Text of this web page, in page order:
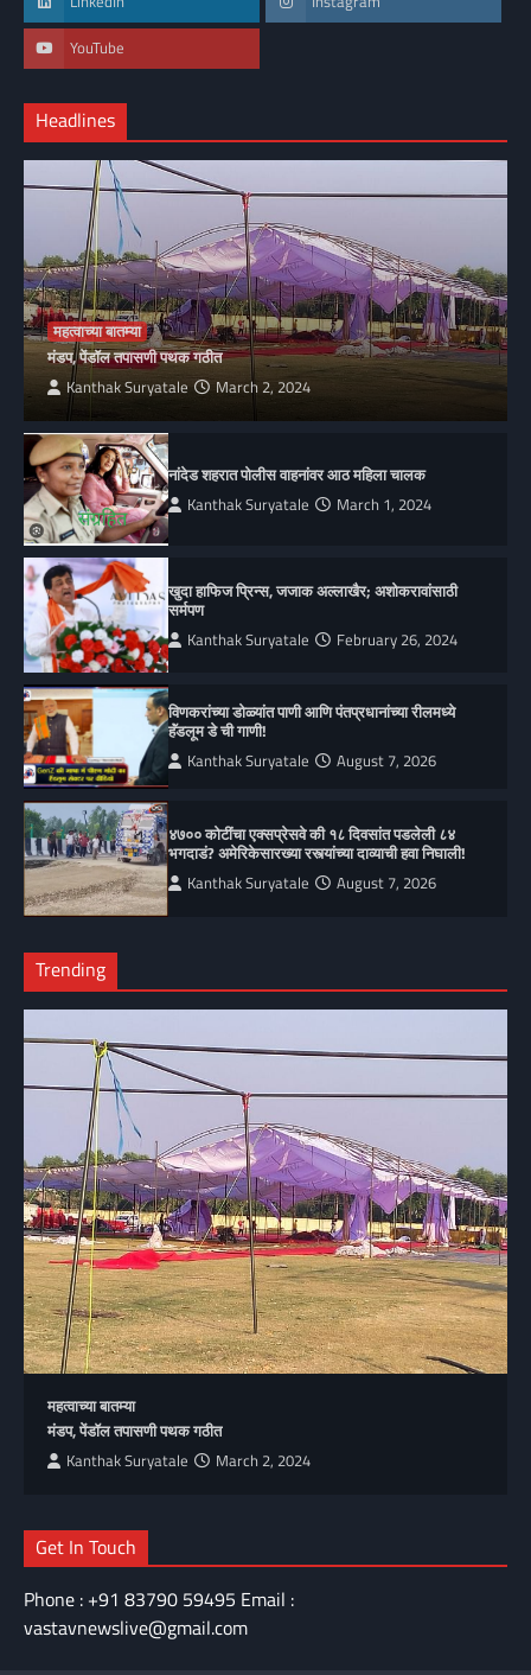
YouTube
Headlines
महत्वाच्या बातम्या
मंडप, पेंडॉल तपासणी पथक गठीत
Kanthak Suryatale March 2, 2024
नांदेड शहरात पोलीस वाहनांवर आठ महिला चालक
Kanthak Suryatale March 1, 2024
खुदा हाफिज प्रिन्स, जजाक अल्लाखैर; अशोकरावांसाठी
सर्मपण
Kanthak Suryatale February 26, 2024
विणकरांच्या डोळ्यांत पाणी आणि पंतप्रधानांच्या रीलमध्ये
हॅंडलूम डे ची गाणी!
Kanthak Suryatale August 7, 2026
४७०० कोटींचा एक्सप्रेसवे की १८ दिवसांत पडलेली ८४
भगदाडं? अमेरिकेसारख्या रस्त्यांच्या दाव्याची हवा निघाली!
Kanthak Suryatale August 7, 2026
Trending
महत्वाच्या बातम्या
मंडप, पेंडॉल तपासणी पथक गठीत
Kanthak Suryatale March 2, 2024
Get In Touch
Phone : +91 83790 59495 Email :
vastavnewslive@gmail.com